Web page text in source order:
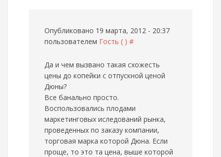
Опубликовано 19 марта, 2012 - 20:37
пользователем Гость ( ) #
Да и чем вызвано такая схожесть
цены до копейки с отпускной ценой
Дюны?
Все банально просто.
Воспользовались плодами
маркетинговых иследований рынка,
проведенных по заказу компании,
торговая марка которой Дюна. Если
проще, то это та цена, выше которой